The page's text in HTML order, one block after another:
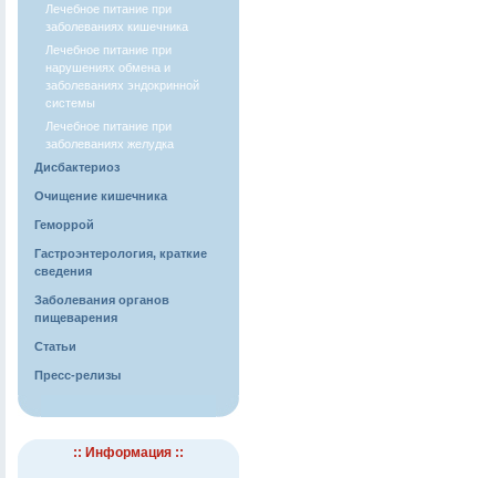
Лечебное питание при
заболеваниях кишечника
Лечебное питание при
нарушениях обмена и
заболеваниях эндокринной
системы
Лечебное питание при
заболеваниях желудка
Дисбактериоз
Очищение кишечника
Геморрой
Гастроэнтерология, краткие
сведения
Заболевания органов
пищеварения
Статьи
Пресс-релизы
:: Информация ::